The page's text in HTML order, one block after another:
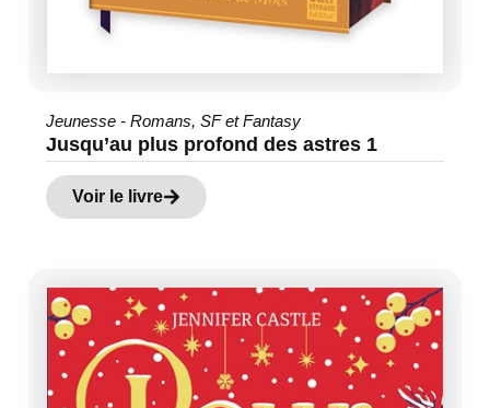
Jeunesse - Romans, SF et Fantasy
Jusqu’au plus profond des astres 1
Voir le livre